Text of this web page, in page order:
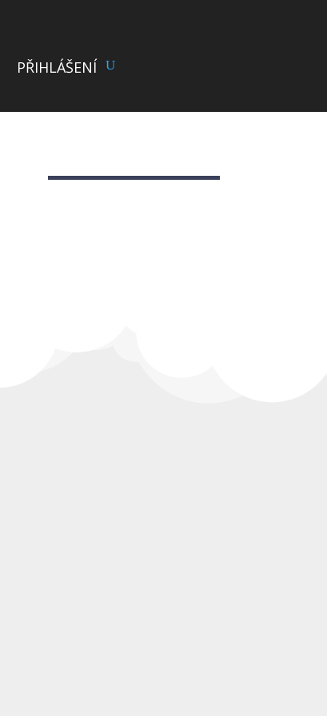
PŘIHLÁŠENÍ